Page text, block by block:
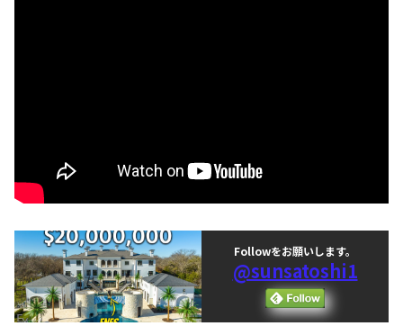
Followをお願いします。
@sunsatoshi1